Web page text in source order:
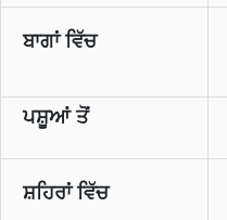
ਬਾਗਾਂ ਵਿੱਚ
ਪਸ਼ੂਆਂ ਤੋਂ
ਸ਼ਹਿਰਾਂ ਵਿੱਚ